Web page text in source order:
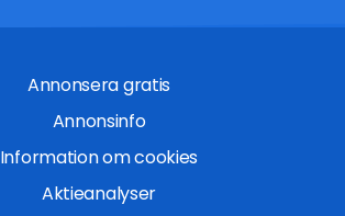
Annonsera gratis
Annonsinfo
Information om cookies
Aktieanalyser